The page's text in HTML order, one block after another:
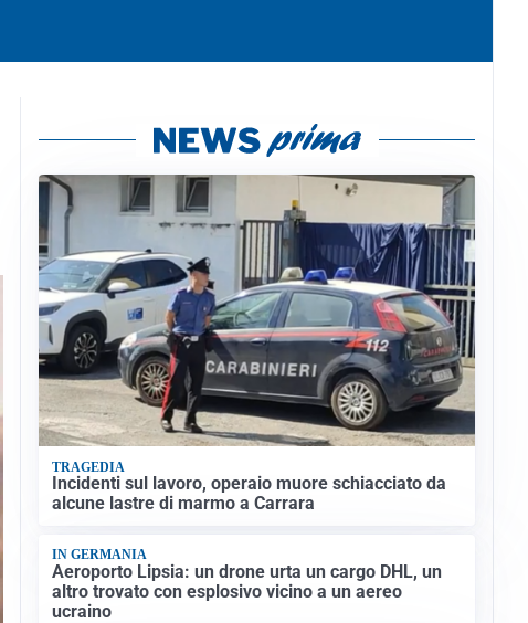
TRAGEDIA
Incidenti sul lavoro, operaio muore schiacciato da
alcune lastre di marmo a Carrara
IN GERMANIA
Aeroporto Lipsia: un drone urta un cargo DHL, un
altro trovato con esplosivo vicino a un aereo
ucraino